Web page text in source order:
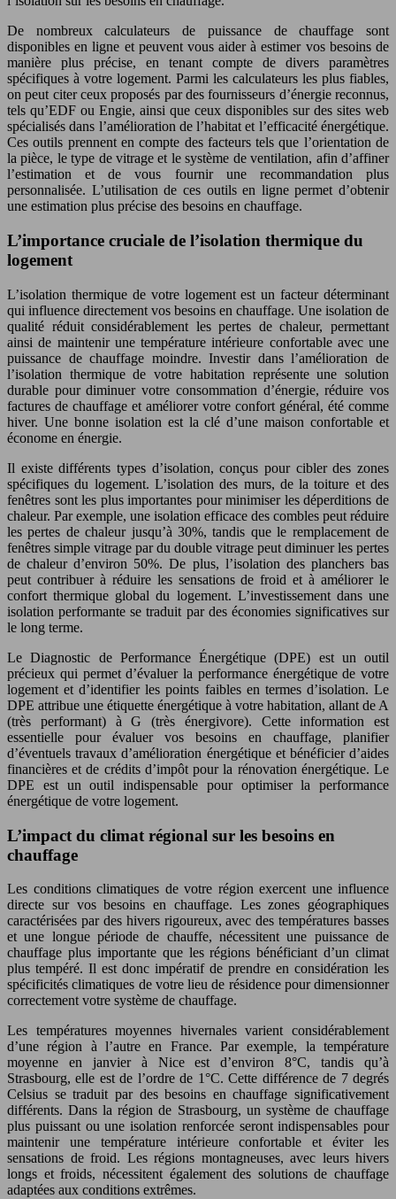
De nombreux calculateurs de puissance de chauffage sont
disponibles en ligne et peuvent vous aider à estimer vos besoins de
manière plus précise, en tenant compte de divers paramètres
spécifiques à votre logement. Parmi les calculateurs les plus fiables,
on peut citer ceux proposés par des fournisseurs d’énergie reconnus,
tels qu’EDF ou Engie, ainsi que ceux disponibles sur des sites web
spécialisés dans l’amélioration de l’habitat et l’efficacité énergétique.
Ces outils prennent en compte des facteurs tels que l’orientation de
la pièce, le type de vitrage et le système de ventilation, afin d’affiner
l’estimation et de vous fournir une recommandation plus
personnalisée. L’utilisation de ces outils en ligne permet d’obtenir
une estimation plus précise des besoins en chauffage.
L’importance cruciale de l’isolation thermique du
logement
L’isolation thermique de votre logement est un facteur déterminant
qui influence directement vos besoins en chauffage. Une isolation de
qualité réduit considérablement les pertes de chaleur, permettant
ainsi de maintenir une température intérieure confortable avec une
puissance de chauffage moindre. Investir dans l’amélioration de
l’isolation thermique de votre habitation représente une solution
durable pour diminuer votre consommation d’énergie, réduire vos
factures de chauffage et améliorer votre confort général, été comme
hiver. Une bonne isolation est la clé d’une maison confortable et
économe en énergie.
Il existe différents types d’isolation, conçus pour cibler des zones
spécifiques du logement. L’isolation des murs, de la toiture et des
fenêtres sont les plus importantes pour minimiser les déperditions de
chaleur. Par exemple, une isolation efficace des combles peut réduire
les pertes de chaleur jusqu’à 30%, tandis que le remplacement de
fenêtres simple vitrage par du double vitrage peut diminuer les pertes
de chaleur d’environ 50%. De plus, l’isolation des planchers bas
peut contribuer à réduire les sensations de froid et à améliorer le
confort thermique global du logement. L’investissement dans une
isolation performante se traduit par des économies significatives sur
le long terme.
Le Diagnostic de Performance Énergétique (DPE) est un outil
précieux qui permet d’évaluer la performance énergétique de votre
logement et d’identifier les points faibles en termes d’isolation. Le
DPE attribue une étiquette énergétique à votre habitation, allant de A
(très performant) à G (très énergivore). Cette information est
essentielle pour évaluer vos besoins en chauffage, planifier
d’éventuels travaux d’amélioration énergétique et bénéficier d’aides
financières et de crédits d’impôt pour la rénovation énergétique. Le
DPE est un outil indispensable pour optimiser la performance
énergétique de votre logement.
L’impact du climat régional sur les besoins en
chauffage
Les conditions climatiques de votre région exercent une influence
directe sur vos besoins en chauffage. Les zones géographiques
caractérisées par des hivers rigoureux, avec des températures basses
et une longue période de chauffe, nécessitent une puissance de
chauffage plus importante que les régions bénéficiant d’un climat
plus tempéré. Il est donc impératif de prendre en considération les
spécificités climatiques de votre lieu de résidence pour dimensionner
correctement votre système de chauffage.
Les températures moyennes hivernales varient considérablement
d’une région à l’autre en France. Par exemple, la température
moyenne en janvier à Nice est d’environ 8°C, tandis qu’à
Strasbourg, elle est de l’ordre de 1°C. Cette différence de 7 degrés
Celsius se traduit par des besoins en chauffage significativement
différents. Dans la région de Strasbourg, un système de chauffage
plus puissant ou une isolation renforcée seront indispensables pour
maintenir une température intérieure confortable et éviter les
sensations de froid. Les régions montagneuses, avec leurs hivers
longs et froids, nécessitent également des solutions de chauffage
adaptées aux conditions extrêmes.